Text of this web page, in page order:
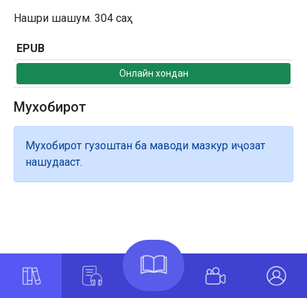
Нашри шашум. 304 саҳ
EPUB
Онлайн хондан
Мухобирот
Мухобирот гузоштан ба маводи мазкур иҷозат
нашудааст.